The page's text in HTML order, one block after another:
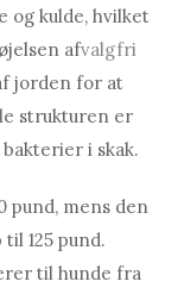
og kulde, hvilket
afvalgfri
jorden for at
strukturen er
i skak.
pund, mens den
125 pund.
til hunde fra